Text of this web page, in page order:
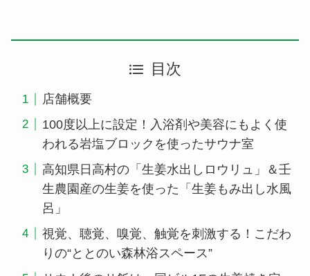
目次
店舗概要
100度以上に設定！入浴剤や美容にもよく使
われる岩塩ブロックを使ったサウナ室
高知県日高村の「生姜水出しロウリュ」＆壬
生農園産の生姜を使った「生姜もみ出し水風
呂」
視覚、聴覚、嗅覚、触覚を刺激する！こだわ
りの“ととのい森林浴スペース”